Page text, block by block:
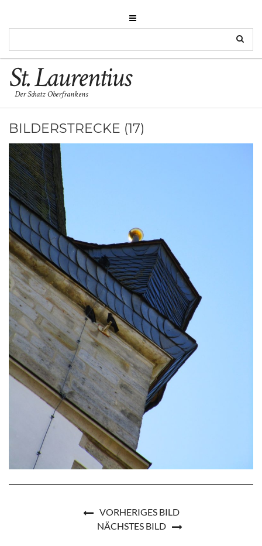
St. Laurentius
Der Schatz Oberfrankens
BILDERSTRECKE (17)
VORHERIGES BILD
NÄCHSTES BILD